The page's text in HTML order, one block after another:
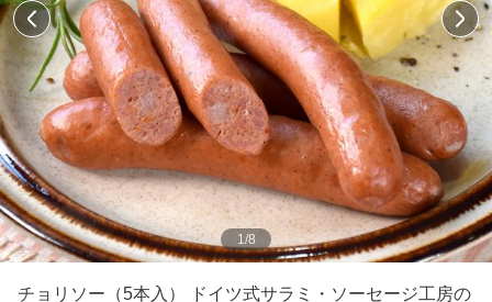
1/8
チョリソー（5本入） ドイツ式サラミ・ソーセージ工房の